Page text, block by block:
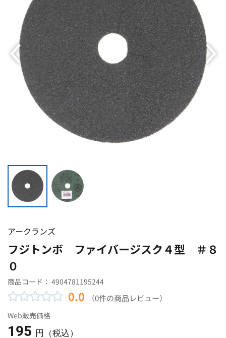
アークランズ
フジトンボ ファイバージスク４型 ＃８
０
商品コード： 4904781195244
0.0 （0件の商品レビュー）
Web販売価格
195 円（税込）